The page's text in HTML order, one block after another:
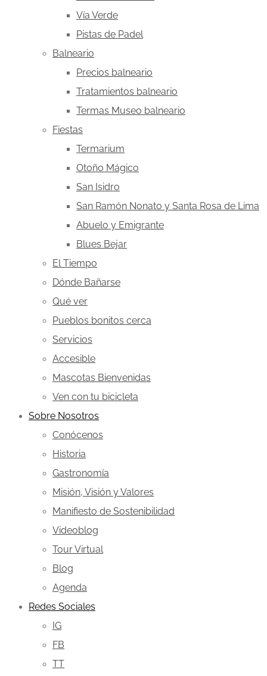
Vía Verde
Pistas de Padel
Balneario
Precios balneario
Tratamientos balneario
Termas Museo balneario
Fiestas
Termarium
Otoño Mágico
San Isidro
San Ramón Nonato y Santa Rosa de Lima
Abuelo y Emigrante
Blues Bejar
El Tiempo
Dónde Bañarse
Qué ver
Pueblos bonitos cerca
Servicios
Accesible
Mascotas Bienvenidas
Ven con tu bicicleta
Sobre Nosotros
Conócenos
Historia
Gastronomía
Misión, Visión y Valores
Manifiesto de Sostenibilidad
Videoblog
Tour Virtual
Blog
Agenda
Redes Sociales
IG
FB
TT